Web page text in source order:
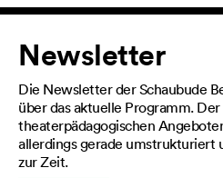
Newsletter
Die Newsletter der Schaubude
über das aktuelle Programm.
theaterpädagogischen
allerdings gerade umstrukturiert
zur Zeit.